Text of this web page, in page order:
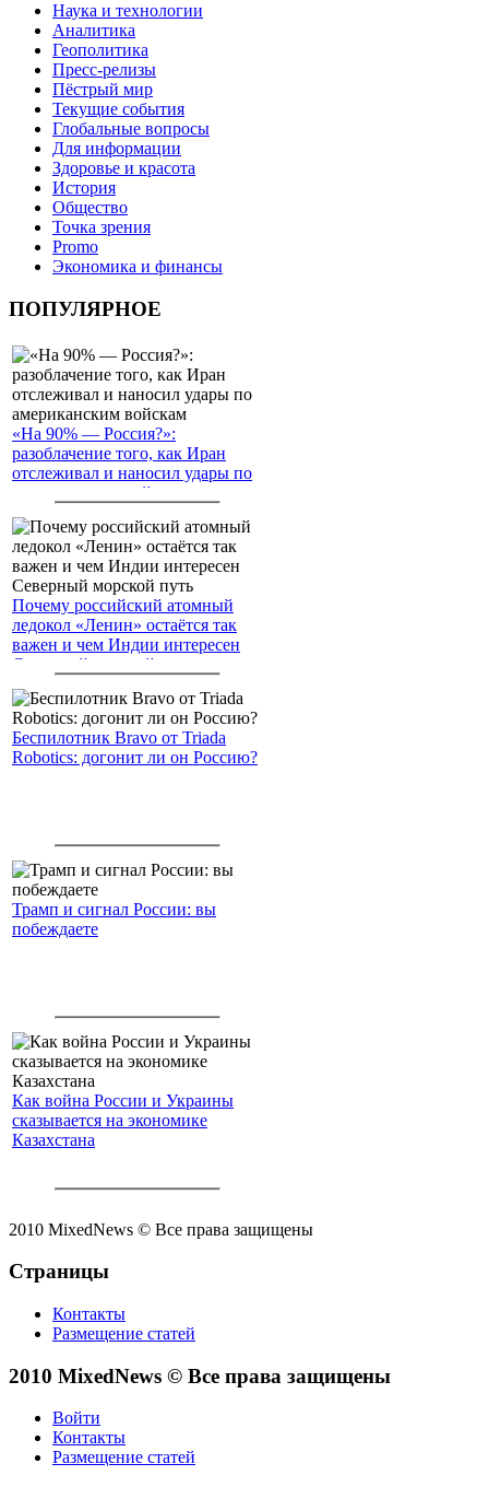
Наука и технологии
Аналитика
Геополитика
Пресс-релизы
Пёстрый мир
Текущие события
Глобальные вопросы
Для информации
Здоровье и красота
История
Общество
Точка зрения
Promo
Экономика и финансы
ПОПУЛЯРНОЕ
«На 90% — Россия?»:
разоблачение того, как Иран
отслеживал и наносил удары по
американским войскам
Почему российский атомный
ледокол «Ленин» остаётся так
важен и чем Индии интересен
Северный морской путь
Беспилотник Bravo от Triada
Robotics: догонит ли он Россию?
Трамп и сигнал России: вы
побеждаете
Как война России и Украины
сказывается на экономике
Казахстана
2010 MixedNews © Все права защищены
Страницы
Контакты
Размещение статей
2010 MixedNews © Все права защищены
Войти
Контакты
Размещение статей